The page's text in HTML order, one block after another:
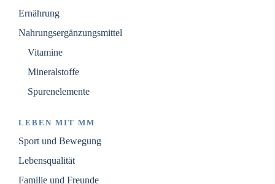
Ernährung
Nahrungsergänzungsmittel
Vitamine
Mineralstoffe
Spurenelemente
LEBEN MIT MM
Sport und Bewegung
Lebensqualität
Familie und Freunde